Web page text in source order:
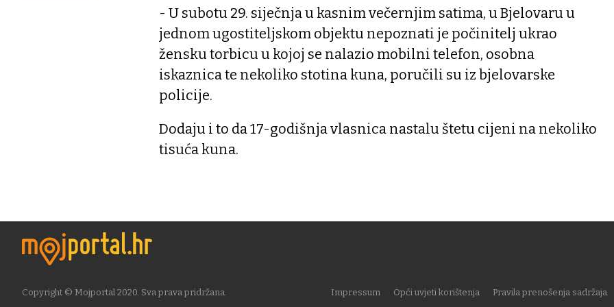
- U subotu 29. siječnja u kasnim večernjim satima, u Bjelovaru u
jednom ugostiteljskom objektu nepoznati je počinitelj ukrao
žensku torbicu u kojoj se nalazio mobilni telefon, osobna
iskaznica te nekoliko stotina kuna, poručili su iz bjelovarske
policije.
Dodaju i to da 17-godišnja vlasnica nastalu štetu cijeni na nekoliko
tisuća kuna.
Copyright © Mojportal 2020. Sva prava pridržana. Impressum Opći uvjeti korištenja Pravila prenošenja sadržaja